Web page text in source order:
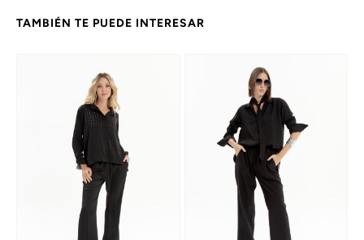
TAMBIÉN TE PUEDE INTERESAR